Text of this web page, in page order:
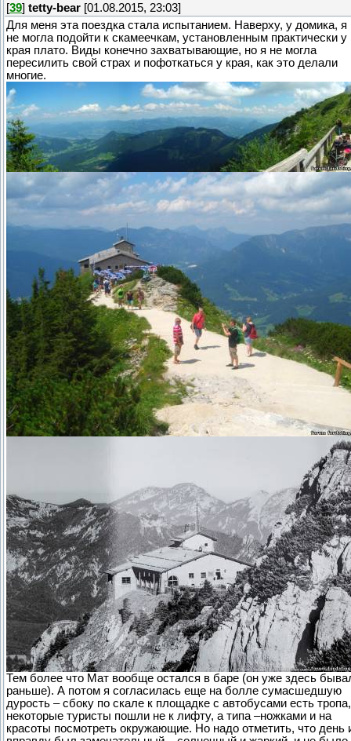
[39] tetty-bear [01.08.2015, 23:03]
Для меня эта поездка стала испытанием. Наверху, у домика, я
не могла подойти к скамеечкам, установленным практически у
края плато. Виды конечно захватывающие, но я не могла
пересилить свой страх и пофоткаться у края, как это делали
многие.
Тем более что Мат вообще остался в баре (он уже здесь
раньше). А потом я согласилась еще на болле сумасшедшую
дурость – сбоку по скале к площадке с автобусами есть тропа,
некоторые туристы пошли не к лифту, а типа –ножками и на
красоты посмотреть окружающие. Но надо отметить, что день